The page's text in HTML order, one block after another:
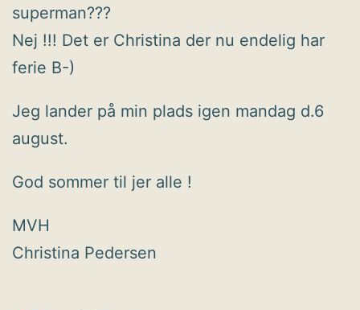
superman???
Nej !!! Det er Christina der nu endelig har
ferie B-)
Jeg lander på min plads igen mandag d.6
august.
God sommer til jer alle !
MVH
Christina Pedersen